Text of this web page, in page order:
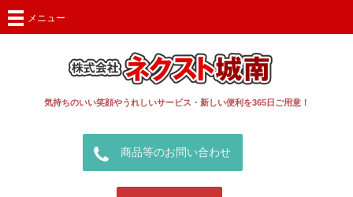
気持ちのいい笑顔やうれしいサービス・新しい便利を365日ご用意！
call 商品等のお問い合わせ
メニュー